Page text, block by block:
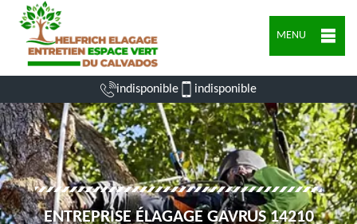
MENU
indisponible indisponible
ENTREPRISE ÉLAGAGE GAVRUS 14210